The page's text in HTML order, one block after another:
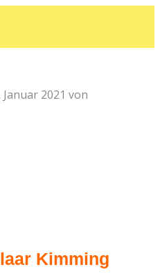
Januar 2021 von
Kimming